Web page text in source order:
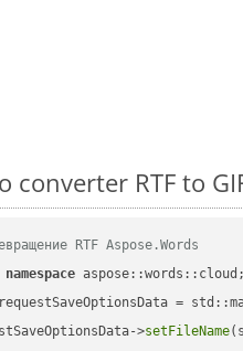
converter RTF to
RTF Aspose.Words
namespace
=
>setFileName